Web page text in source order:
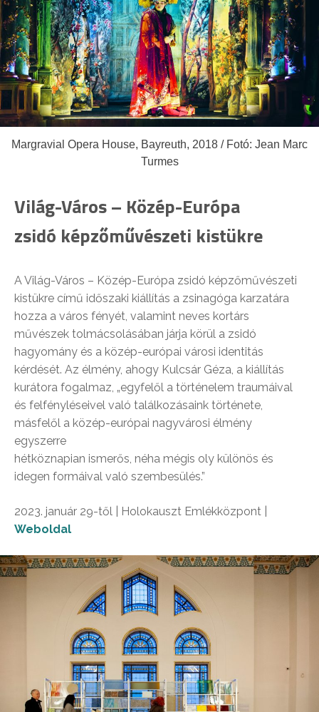
Margravial Opera House, Bayreuth, 2018 / Fotó: Jean Marc
Turmes
Világ-Város – Közép-Európa
zsidó képzőművészeti kistükre
A Világ-Város – Közép-Európa zsidó képzőművészeti
kistükre című időszaki kiállítás a zsinagóga karzatára
hozza a város fényét, valamint neves kortárs
művészek tolmácsolásában járja körül a zsidó
hagyomány és a közép-európai városi identitás
kérdését. Az élmény, ahogy Kulcsár Géza, a kiállítás
kurátora fogalmaz, „egyfelől a történelem traumáival
és felfényléseivel való találkozásaink története,
másfelől a közép-európai nagyvárosi élmény
egyszerre
hétköznapian ismerős, néha mégis oly különös és
idegen formáival való szembesülés.”
2023. január 29-től | Holokauszt Emlékközpont |
Weboldal